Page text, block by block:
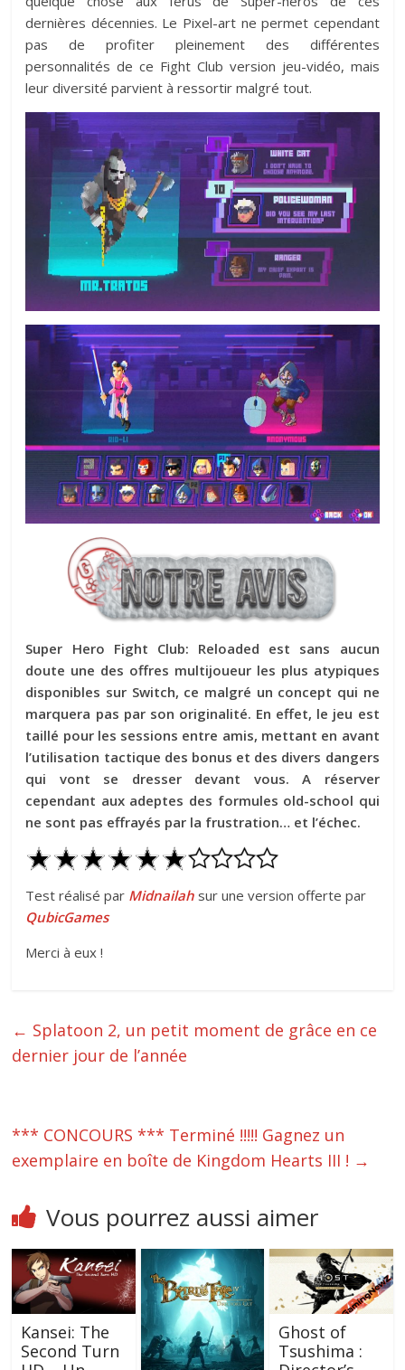
dernières décennies. Le Pixel-art ne permet cependant
pas de profiter pleinement des différentes
personnalités de ce Fight Club version jeu-vidéo, mais
leur diversité parvient à ressortir malgré tout.
Super Hero Fight Club: Reloaded est sans aucun
doute une des offres multijoueur les plus atypiques
disponibles sur Switch, ce malgré un concept qui ne
marquera pas par son originalité. En effet, le jeu est
taillé pour les sessions entre amis, mettant en avant
l’utilisation tactique des bonus et des divers dangers
qui vont se dresser devant vous. A réserver
cependant aux adeptes des formules old-school qui
ne sont pas effrayés par la frustration… et l’échec.
Test réalisé par Midnailah sur une version offerte par
QubicGames
Merci à eux !
← Splatoon 2, un petit moment de grâce en ce
dernier jour de l’année
*** CONCOURS *** Terminé !!!!! Gagnez un
exemplaire en boîte de Kingdom Hearts III ! →
Vous pourrez aussi aimer
Kansei: The
Second Turn
Ghost of
Tsushima :